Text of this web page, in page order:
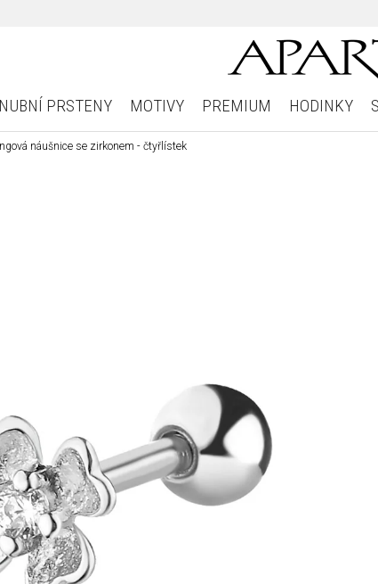
PRSTENY MOTIVY PREMIUM HODINKY
náušnice se zirkonem - čtyřlístek